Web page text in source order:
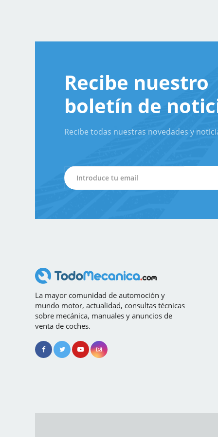
Recibe nuestro
boletín de
Recibe todas nuestras novedades y
La mayor comunidad de automoción y
mundo motor, actualidad, consultas técnicas
sobre mecánica, manuales y anuncios de
venta de coches.